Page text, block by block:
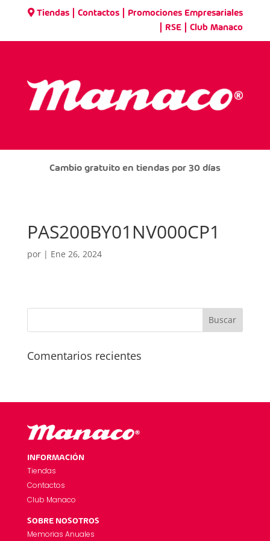
Tiendas |Contactos Promociones Empresariales
RSE |Club Manaco
Cambio gratuito en tiendas por 30 días
PAS200BY01NV000CP1
por | Ene 26, 2024
Comentarios recientes
INFORMACIÓN
Tiendas
Contactos
Club Manaco
SOBRE NOSOTROS
Memorias Anuales